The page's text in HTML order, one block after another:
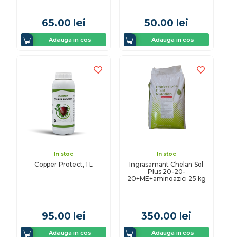
65.00 lei
Adauga in cos
50.00 lei
Adauga in cos
In stoc
Copper Protect, 1 L
95.00 lei
Adauga in cos
In stoc
Ingrasamant Chelan Sol
Plus 20-20-
20+ME+aminoazici 25 kg
350.00 lei
Adauga in cos